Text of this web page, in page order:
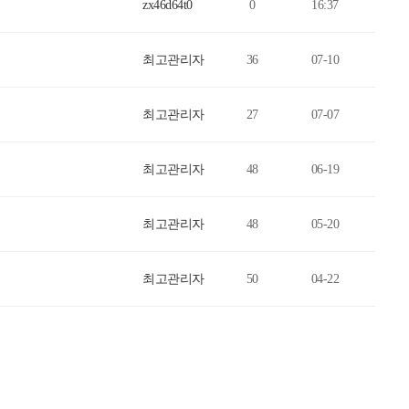
zx46d64t0 0 16:37
최고관리자 36 07-10
최고관리자 27 07-07
최고관리자 48 06-19
최고관리자 48 05-20
최고관리자 50 04-22